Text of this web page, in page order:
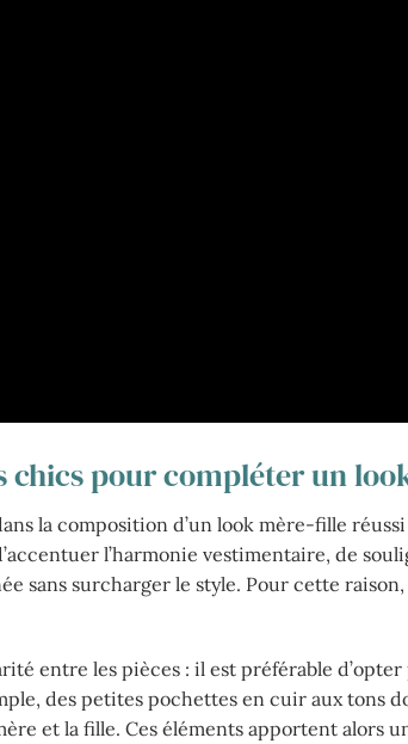
chics pour compléter un
la composition d’un look mère-fille
l’harmonie vestimentaire, de
sans surcharger le style. Pour cette
entre les pièces : il est préférable
des petites pochettes en cuir aux tons
et la fille. Ces éléments apportent alors